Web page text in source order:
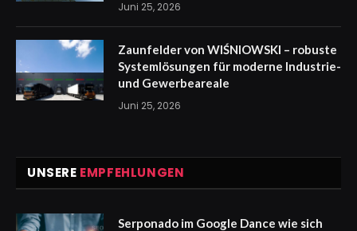
Juni 25, 2026
Zaunfelder von WIŚNIOWSKI – robuste
Systemlösungen für moderne Industrie-
und Gewerbeareale
Juni 25, 2026
UNSERE EMPFEHLUNGEN
Serponado im Google Dance wie sich